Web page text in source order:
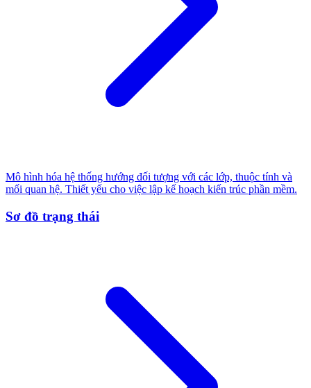
Mô hình hóa hệ thống hướng đối tượng với các lớp, thuộc tính và
mối quan hệ. Thiết yếu cho việc lập kế hoạch kiến trúc phần mềm.
Sơ đồ trạng thái